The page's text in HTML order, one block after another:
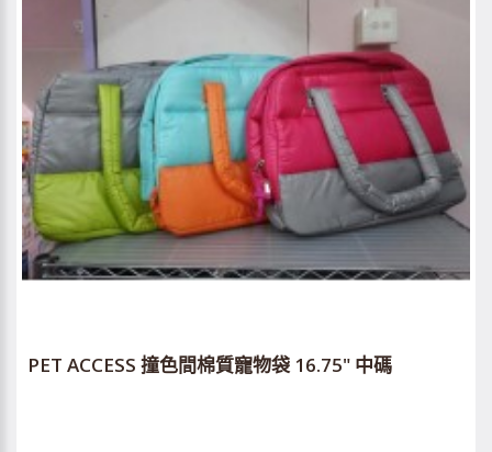
PET ACCESS 撞色間棉質寵物袋 16.75" 中碼